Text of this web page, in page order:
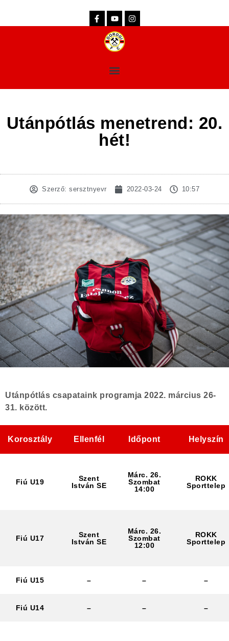
Utánpótlás menetrend: 20.
hét!
Szerző: sersztnyevr 2022-03-24 10:57
Utánpótlás csapataink programja 2022. március 26-
31. között.
Korosztály Ellenfél Időpont Helyszín
Fiú U19
Szent
István SE
Márc. 26.
Szombat
14:00
ROKK
Sporttelep
Fiú U17
Szent
István SE
Márc. 26.
Szombat
12:00
ROKK
Sporttelep
Fiú U15 – – –
Fiú U14 – – –